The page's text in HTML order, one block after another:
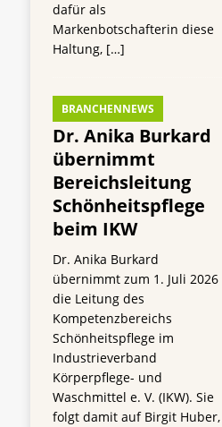
dafür als
Markenbotschafterin diese
Haltung, […]
BRANCHENNEWS
Dr. Anika Burkard
übernimmt
Bereichsleitung
Schönheitspflege
beim IKW
Dr. Anika Burkard
übernimmt zum 1. Juli 2026
die Leitung des
Kompetenzbereichs
Schönheitspflege im
Industrieverband
Körperpflege- und
Waschmittel e. V. (IKW). Sie
folgt damit auf Birgit Huber,